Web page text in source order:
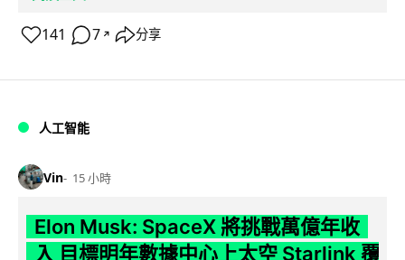
141 7 ↗ 分享
人工智能
Vin 15 小時
Elon Musk: SpaceX 將挑戰萬億年收
入 目標明年數據中心上太空 Starlink 覆